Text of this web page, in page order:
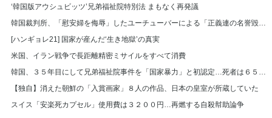
‘韓国版アウシュビッツ’兄弟福祉院特別法 まもなく再発議
韓国裁判所、「慰安婦を侮辱」したユーチューバーによる「正義連の名誉毀損」認める
[ハンギョレ21] 国家が産んだ‘生き地獄’の真実
米国、イラン戦争で長距離精密ミサイルをすべて消費
韓国、３５年目にして兄弟福祉院事件を「国家暴力」と初認定…死者は６５７人
【独自】消えた朝鮮の「入賞画家」８人の作品、日本の皇室が所蔵していた
スイス「安楽死カプセル」使用費は３２００円…再燃する自殺幇助論争